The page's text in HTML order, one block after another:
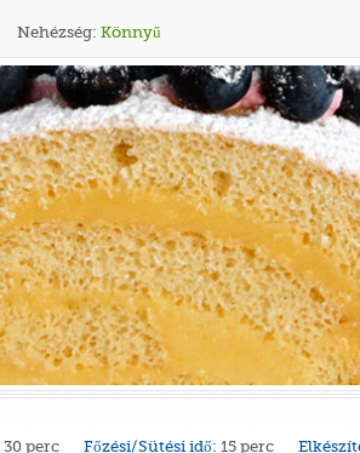
Nehézség: Könnyű
30 perc Főzési/Sütési idő: 15 perc